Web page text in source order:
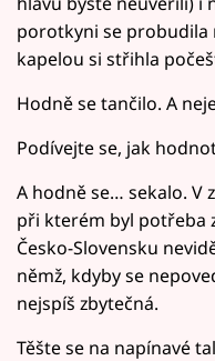
porotkyni se probudila
kapelou si střihla
Hodně se tančilo. A
Podívejte se, jak
A hodně se… sekalo. V
při kterém byl potřeba
Česko-Slovensku
němž, kdyby se
nejspíš zbytečná.
Těšte se na napínavé